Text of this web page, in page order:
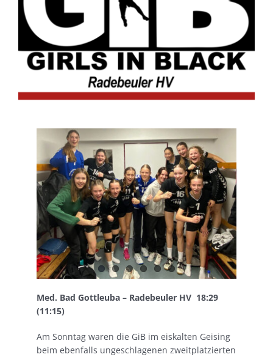
Med. Bad Gottleuba – Radebeuler HV 18:29
(11:15)
Am Sonntag waren die GiB im eiskalten Geising
beim ebenfalls ungeschlagenen zweitplatzierten